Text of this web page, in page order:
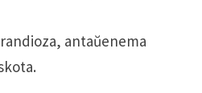
antaŭenema